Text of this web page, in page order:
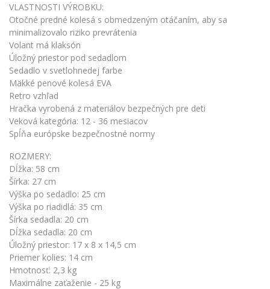
VLASTNOSTI VÝROBKU:
Otočné predné kolesá s obmedzeným otáčaním, aby sa
minimalizovalo riziko prevrátenia
Volant má klaksón
Úložný priestor pod sedadlom
Sedadlo v svetlohnedej farbe
Mäkké penové kolesá EVA
Retro vzhľad
Hračka vyrobená z materiálov bezpečných pre deti
Veková kategória: 12 - 36 mesiacov
Spĺňa európske bezpečnostné normy
ROZMERY:
Dĺžka: 58 cm
Šírka: 27 cm
Výška po sedadlo: 25 cm
Výška po riadidlá: 35 cm
Šírka sedadla: 20 cm
Dĺžka sedadla: 20 cm
Úložný priestor: 17 x 8 x 14,5 cm
Priemer kolies: 14 cm
Hmotnosť: 2,3 kg
Maximálne zaťaženie - 25 kg